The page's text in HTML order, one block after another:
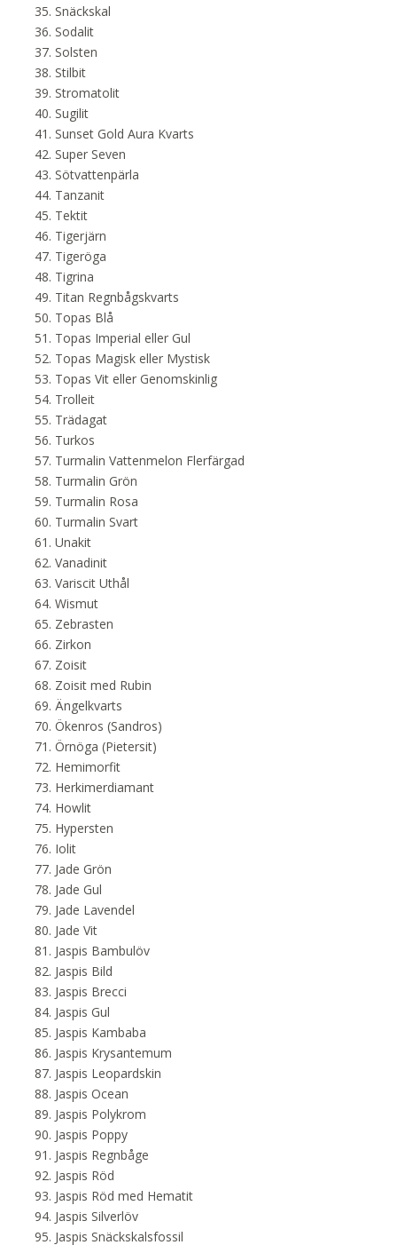
Snäckskal
Sodalit
Solsten
Stilbit
Stromatolit
Sugilit
Sunset Gold Aura Kvarts
Super Seven
Sötvattenpärla
Tanzanit
Tektit
Tigerjärn
Tigeröga
Tigrina
Titan Regnbågskvarts
Topas Blå
Topas Imperial eller Gul
Topas Magisk eller Mystisk
Topas Vit eller Genomskinlig
Trolleit
Trädagat
Turkos
Turmalin Vattenmelon Flerfärgad
Turmalin Grön
Turmalin Rosa
Turmalin Svart
Unakit
Vanadinit
Variscit Uthål
Wismut
Zebrasten
Zirkon
Zoisit
Zoisit med Rubin
Ängelkvarts
Ökenros (Sandros)
Örnöga (Pietersit)
Hemimorfit
Herkimerdiamant
Howlit
Hypersten
Iolit
Jade Grön
Jade Gul
Jade Lavendel
Jade Vit
Jaspis Bambulöv
Jaspis Bild
Jaspis Brecci
Jaspis Gul
Jaspis Kambaba
Jaspis Krysantemum
Jaspis Leopardskin
Jaspis Ocean
Jaspis Polykrom
Jaspis Poppy
Jaspis Regnbåge
Jaspis Röd
Jaspis Röd med Hematit
Jaspis Silverlöv
Jaspis Snäckskalsfossil